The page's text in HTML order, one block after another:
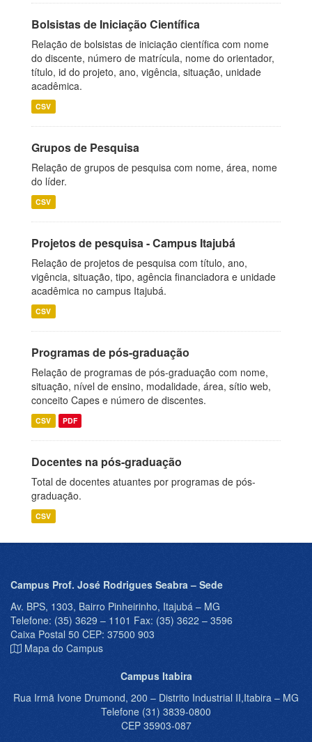
Bolsistas de Iniciação Científica
Relação de bolsistas de iniciação científica com nome
do discente, número de matrícula, nome do orientador,
título, id do projeto, ano, vigência, situação, unidade
acadêmica.
CSV
Grupos de Pesquisa
Relação de grupos de pesquisa com nome, área, nome
do líder.
CSV
Projetos de pesquisa - Campus Itajubá
Relação de projetos de pesquisa com título, ano,
vigência, situação, tipo, agência financiadora e unidade
acadêmica no campus Itajubá.
CSV
Programas de pós-graduação
Relação de programas de pós-graduação com nome,
situação, nível de ensino, modalidade, área, sítio web,
conceito Capes e número de discentes.
CSV PDF
Docentes na pós-graduação
Total de docentes atuantes por programas de pós-
graduação.
CSV
Campus Prof. José Rodrigues Seabra – Sede
Av. BPS, 1303, Bairro Pinheirinho, Itajubá – MG
Telefone: (35) 3629 – 1101 Fax: (35) 3622 – 3596
Caixa Postal 50 CEP: 37500 903
Mapa do Campus
Campus Itabira
Rua Irmã Ivone Drumond, 200 – Distrito Industrial II,Itabira – MG
Telefone (31) 3839-0800
CEP 35903-087